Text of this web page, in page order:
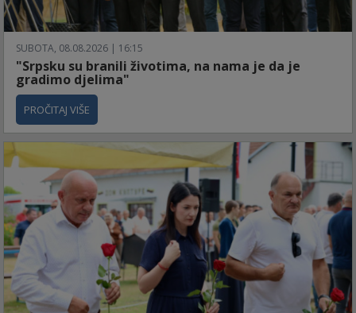
SUBOTA, 08.08.2026 | 16:15
"Srpsku su branili životima, na nama je da je
gradimo djelima"
PROČITAJ VIŠE